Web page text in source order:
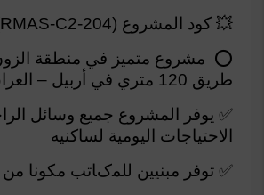
💥 كود المشروع (RMAS-C2-204)
⭕ مشروع متميز في منطقة
طريق 120 متري في أربيل – العراق
✅ يوفر المشروع جميع وسائل
الاحتياجات اليومية لساكنيه
✅ توفر ﻣﺒﻨﯿﯿﻦ ﻟﻠﻤکﺎﺗﺐ ﻣﻜﻮﻧﺎ ﻣﻦ ٢١ ﻃﺎﺑﻘﺎ